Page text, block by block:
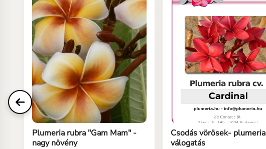
Plumeria rubra "Gam Mam" -
nagy növény
Csodás vörösek- plumeria
válogatás